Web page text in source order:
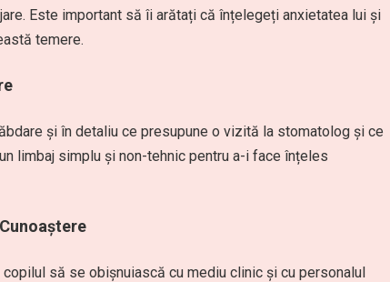
Este important să îi arătați că înțelegeți anxietatea lui și
temere.
și în detaliu ce presupune o vizită la stomatolog și ce
limbaj simplu și non-tehnic pentru a-i face înțeles
să se obișnuiască cu mediu clinic și cu personalul